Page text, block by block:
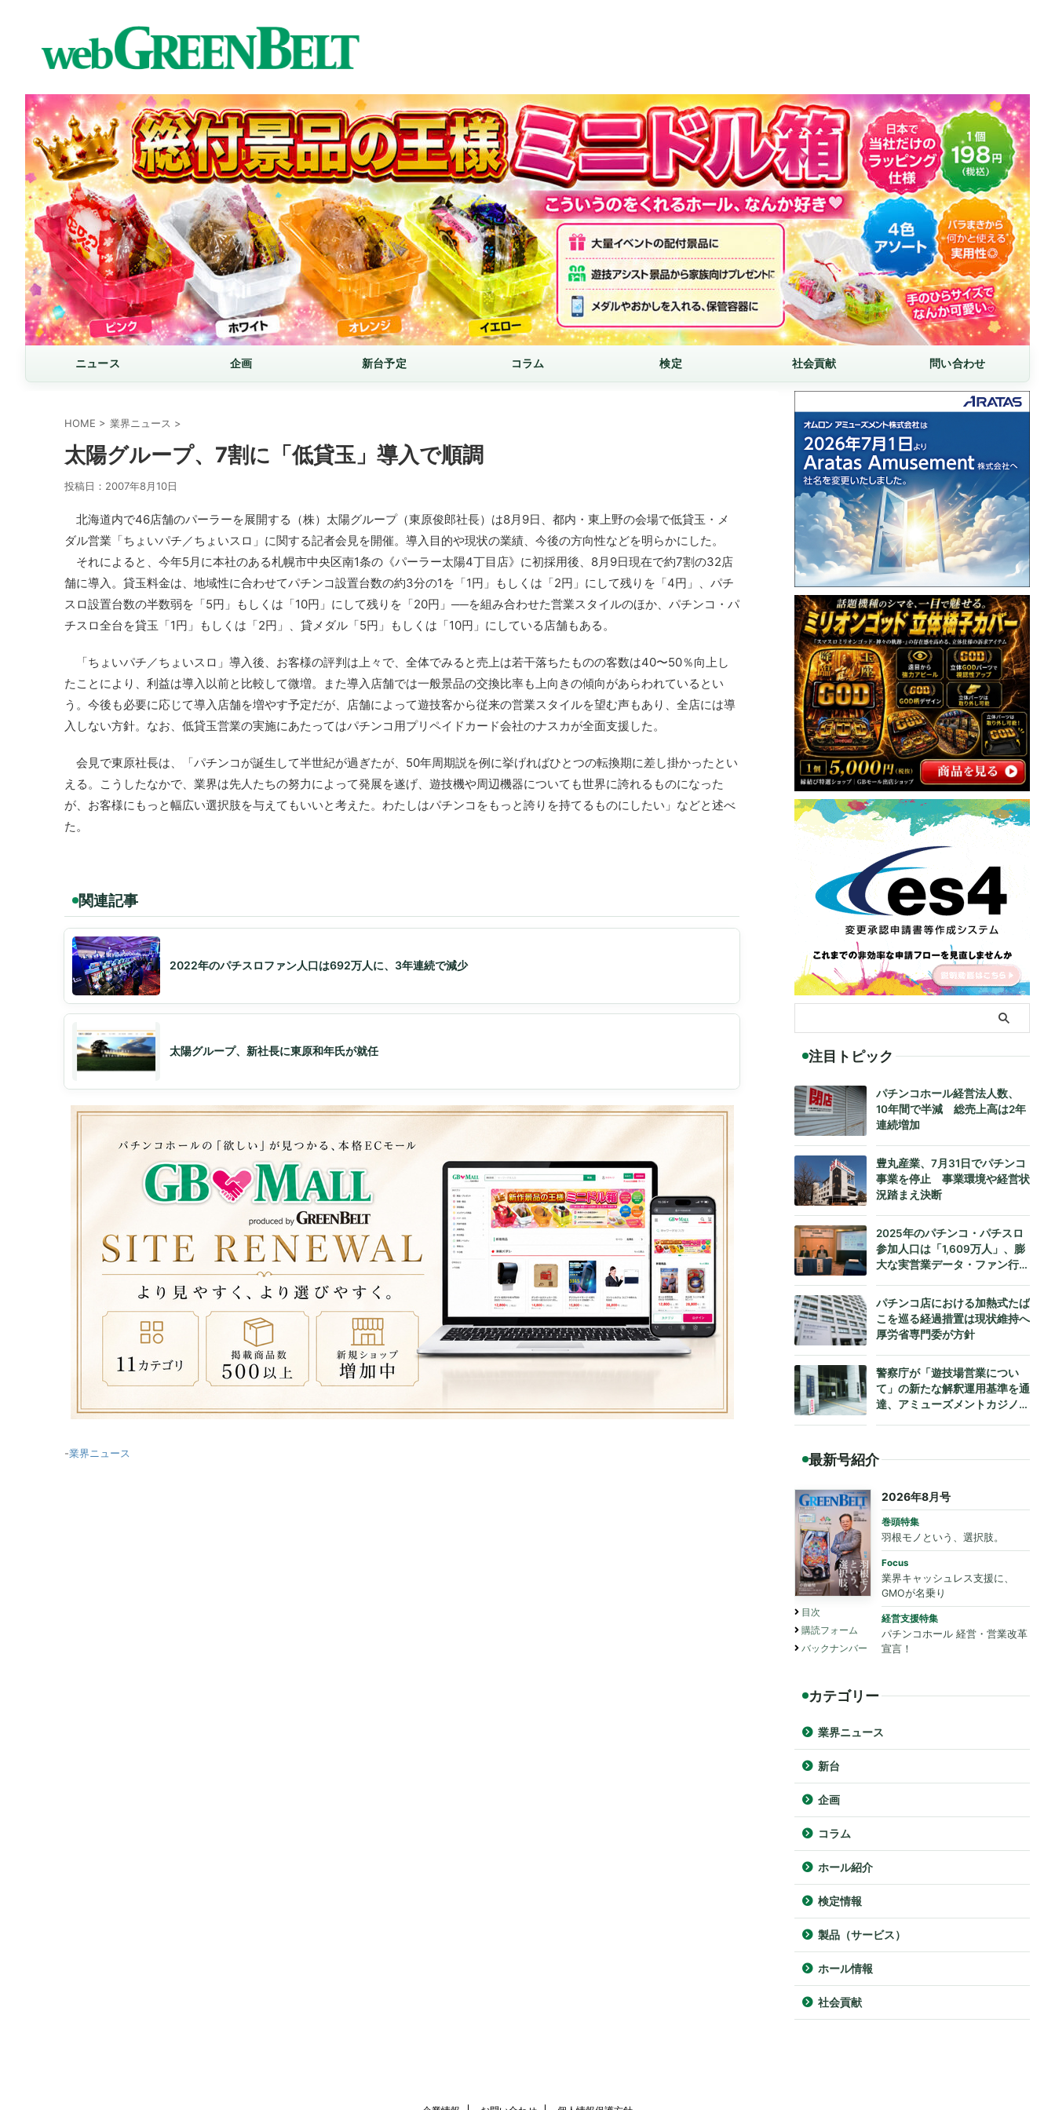
ニュース 企画 新台予定 コラム 検定 社会貢献 問い合わせ
HOME > 業界ニュース >
太陽グループ、7割に「低貸玉」導入で順調
投稿日： 2007年8月10日
北海道内で46店舗のパーラーを展開する（株）太陽グループ（東原俊郎社長）は8月9日、都内・東上野の会場で低貸玉・メ
ダル営業「ちょいパチ／ちょいスロ」に関する記者会見を開催。導入目的や現状の業績、今後の方向性などを明らかにした。
それによると、今年5月に本社のある札幌市中央区南1条の《パーラー太陽4丁目店》に初採用後、8月9日現在で約7割の32店
舗に導入。貸玉料金は、地域性に合わせてパチンコ設置台数の約3分の1を「1円」もしくは「2円」にして残りを「4円」、パチ
スロ設置台数の半数弱を「5円」もしくは「10円」にして残りを「20円」──を組み合わせた営業スタイルのほか、パチンコ・パ
チスロ全台を貸玉「1円」もしくは「2円」、貸メダル「5円」もしくは「10円」にしている店舗もある。
「ちょいパチ／ちょいスロ」導入後、お客様の評判は上々で、全体でみると売上は若干落ちたものの客数は40〜50％向上し
たことにより、利益は導入以前と比較して微増。また導入店舗では一般景品の交換比率も上向きの傾向があらわれているとい
う。今後も必要に応じて導入店舗を増やす予定だが、店舗によって遊技客から従来の営業スタイルを望む声もあり、全店には導
入しない方針。なお、低貸玉営業の実施にあたってはパチンコ用プリペイドカード会社のナスカが全面支援した。
会見で東原社長は、「パチンコが誕生して半世紀が過ぎたが、50年周期説を例に挙げればひとつの転換期に差し掛かったとい
える。こうしたなかで、業界は先人たちの努力によって発展を遂げ、遊技機や周辺機器についても世界に誇れるものになった
が、お客様にもっと幅広い選択肢を与えてもいいと考えた。わたしはパチンコをもっと誇りを持てるものにしたい」などと述べ
た。
関連記事
2022年のパチスロファン人口は692万人に、3年連続で減少
太陽グループ、新社長に東原和年氏が就任
-業界ニュース
注目トピック
パチンコホール経営法人数、
10年間で半減 総売上高は2年
連続増加
豊丸産業、7月31日でパチンコ
事業を停止 事業環境や経営状
況踏まえ決断
2025年のパチンコ・パチスロ
参加人口は「1,609万人」、膨
大な実営業データ・ファン行動
公式発表
パチンコ店における加熱式たば
こを巡る経過措置は現状維持へ
厚労省専門委が方針
警察庁が「遊技場営業につい
て」の新たな解釈運用基準を通
達、アミューズメントカジノへ
最新号紹介
目次
購読フォーム
バックナンバー
2026年8月号
巻頭特集
羽根モノという、選択肢。
Focus
業界キャッシュレス支援に、
GMOが名乗り
経営支援特集
パチンコホール 経営・営業改革
宣言！
カテゴリー
業界ニュース
新台
企画
コラム
ホール紹介
検定情報
製品（サービス）
ホール情報
社会貢献